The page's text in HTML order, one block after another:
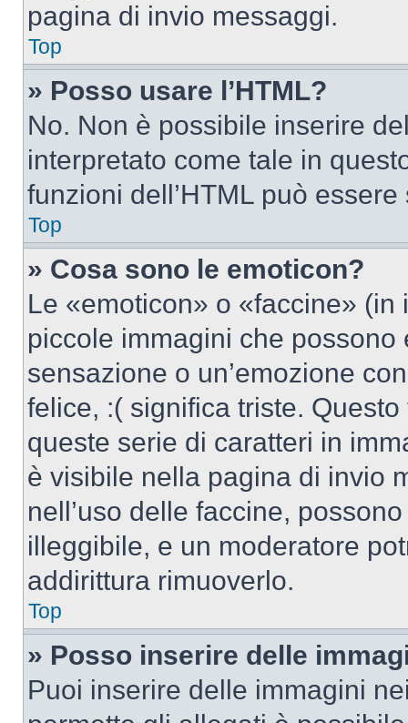
pagina di invio messaggi.
Top
» Posso usare l’HTML?
No. Non è possibile inserire
interpretato come tale in
funzioni dell’HTML può
Top
» Cosa sono le emoticon?
Le «emoticon» o «faccine»
piccole immagini che
sensazione o un’emozione
felice, :( significa triste.
queste serie di caratteri in
è visibile nella pagina di invio
nell’uso delle faccine,
illeggibile, e un moderatore
addirittura rimuoverlo.
Top
» Posso inserire delle
Puoi inserire delle immagini